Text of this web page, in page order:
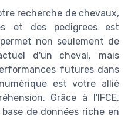
recherche de chevaux,
et des pedigrees est
non seulement de
d'un cheval, mais
futures dans
est votre allié
Grâce à l'IFCE,
de données riche en